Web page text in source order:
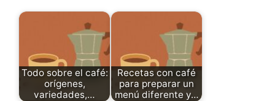
Todo sobre el café:
orígenes,
variedades,…
Recetas con café
para preparar un
menú diferente y…